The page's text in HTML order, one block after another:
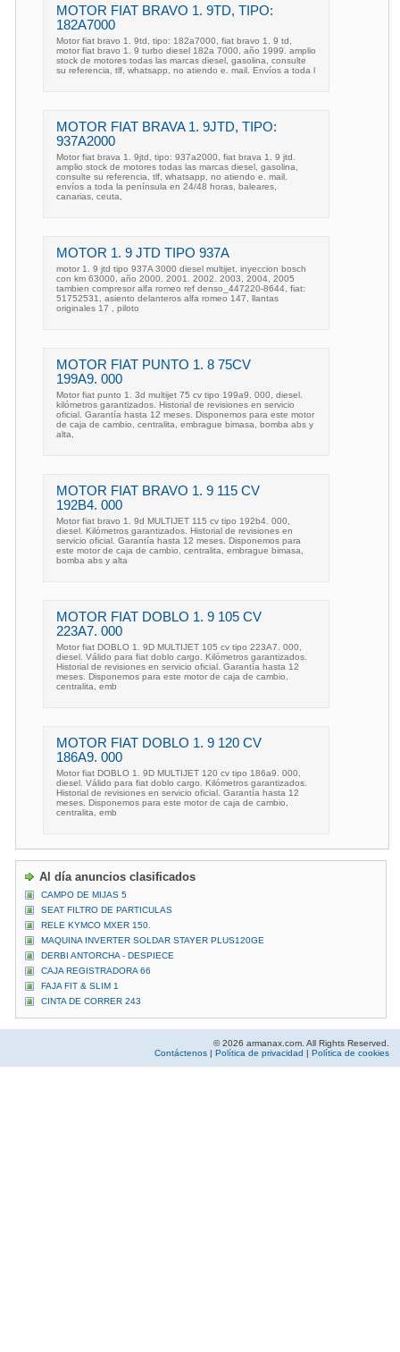
MOTOR FIAT BRAVO 1. 9TD, TIPO:
182A7000
Motor fiat bravo 1. 9td, tipo: 182a7000, fiat bravo 1. 9 td,
motor fiat bravo 1. 9 turbo diesel 182a 7000, año 1999. amplio
stock de motores todas las marcas diesel, gasolina, consulte
su referencia, tlf, whatsapp, no atiendo e. mail. Envíos a toda l
MOTOR FIAT BRAVA 1. 9JTD, TIPO:
937A2000
Motor fiat brava 1. 9jtd, tipo: 937a2000, fiat brava 1. 9 jtd.
amplio stock de motores todas las marcas diesel, gasolina,
consulte su referencia, tlf, whatsapp, no atiendo e. mail.
envíos a toda la península en 24/48 horas, baleares,
canarias, ceuta,
MOTOR 1. 9 JTD TIPO 937A
motor 1. 9 jtd tipo 937A 3000 diesel multijet, inyeccion bosch
con km 63000, año 2000. 2001. 2002. 2003, 2004, 2005
tambien compresor alfa romeo ref denso_447220-8644, fiat:
51752531, asiento delanteros alfa romeo 147, llantas
originales 17 , piloto
MOTOR FIAT PUNTO 1. 8 75CV
199A9. 000
Motor fiat punto 1. 3d multijet 75 cv tipo 199a9. 000, diesel.
kilómetros garantizados. Historial de revisiones en servicio
oficial. Garantía hasta 12 meses. Disponemos para este motor
de caja de cambio, centralita, embrague bimasa, bomba abs y
alta,
MOTOR FIAT BRAVO 1. 9 115 CV
192B4. 000
Motor fiat bravo 1. 9d MULTIJET 115 cv tipo 192b4. 000,
diesel. Kilómetros garantizados. Historial de revisiones en
servicio oficial. Garantía hasta 12 meses. Disponemos para
este motor de caja de cambio, centralita, embrague bimasa,
bomba abs y alta
MOTOR FIAT DOBLO 1. 9 105 CV
223A7. 000
Motor fiat DOBLO 1. 9D MULTIJET 105 cv tipo 223A7. 000,
diesel. Válido para fiat doblo cargo. Kilómetros garantizados.
Historial de revisiones en servicio oficial. Garantía hasta 12
meses. Disponemos para este motor de caja de cambio,
centralita, emb
MOTOR FIAT DOBLO 1. 9 120 CV
186A9. 000
Motor fiat DOBLO 1. 9D MULTIJET 120 cv tipo 186a9. 000,
diesel. Válido para fiat doblo cargo. Kilómetros garantizados.
Historial de revisiones en servicio oficial. Garantía hasta 12
meses. Disponemos para este motor de caja de cambio,
centralita, emb
Al día anuncios clasificados
CAMPO DE MIJAS 5
SEAT FILTRO DE PARTICULAS
RELE KYMCO MXER 150.
MAQUINA INVERTER SOLDAR STAYER PLUS120GE
DERBI ANTORCHA - DESPIECE
CAJA REGISTRADORA 66
FAJA FIT & SLIM 1
CINTA DE CORRER 243
© 2026 armanax.com. All Rights Reserved.
Contáctenos | Política de privacidad | Política de cookies